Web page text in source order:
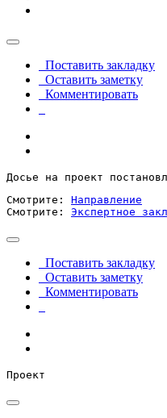
Поставить закладку
Оставить заметку
Комментировать
Досье на проект
Смотрите: Направление
Смотрите: Экспертное
Поставить закладку
Оставить заметку
Комментировать
Проект